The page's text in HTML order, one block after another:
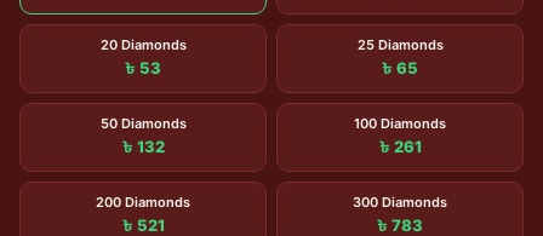
20 Diamonds
৳ 53
25 Diamonds
৳ 65
50 Diamonds
৳ 132
100 Diamonds
৳ 261
200 Diamonds
৳ 521
300 Diamonds
৳ 783